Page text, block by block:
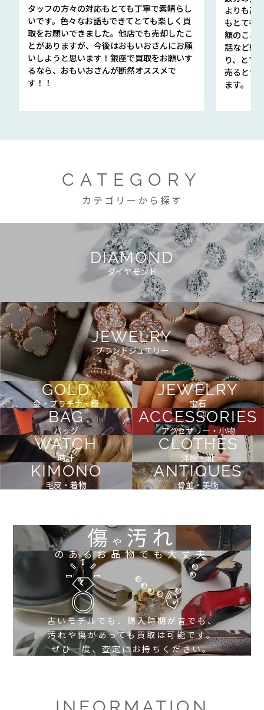
タッフの方々の対応もとても丁寧で素晴らし
いです。色々なお話もできてとても楽しく買
取をお願いできました。他店でも売却したこ
とがありますが、今後はおもいおさんにお願
いしようと思います！銀座で買取をお願いす
るなら、おもいおさんが断然オススメで
す！！
よりも高
もとても
額のこと
話など細
り、とて
売るとき
ます。
CATEGORY
カテゴリーから探す
DIAMOND
ダイヤモンド
JEWELRY
ブランドジュエリー
GOLD
金・プラチナ・銀
JEWELRY
宝石
BAG
バッグ
ACCESSORIES
アクセサリー・小物
WATCH
時計
CLOTHES
洋服・靴
KIMONO
毛皮・着物
ANTIQUES
骨董・美術
傷や 汚れ
のあるお品物でも大丈夫
古いモデルでも、購入時期が昔でも、
汚れや傷があっても買取は可能です。
ぜひ一度、査定にお持ちください。